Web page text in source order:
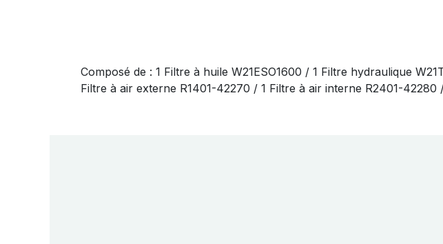
Composé de : 1 Filtre à huile W21ESO1600 / 1 Filtre hydraulique
Filtre à air externe R1401-42270 / 1 Filtre à air interne R2401-